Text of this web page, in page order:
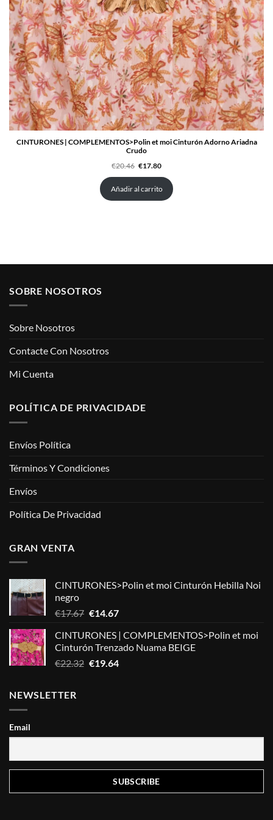
CINTURONES | COMPLEMENTOS>Polin et moi Cinturón Adorno Ariadna
Crudo
€20.46 El
original
era:
€20.46.
€17.80El
actual
es:
€17.80.
Añadir al carrito
SOBRE NOSOTROS
Sobre Nosotros
Contacte Con Nosotros
Mi Cuenta
POLÍTICA DE PRIVACIDADE
Envíos Política
Términos Y Condiciones
Envíos
Política De Privacidad
GRAN VENTA
CINTURONES>Polin et moi Cinturón Hebilla Noi
negro
€17.67 El
original
era:
€17.67.
€14.67El
actual
es:
€14.67.
CINTURONES | COMPLEMENTOS>Polin et moi
Cinturón Trenzado Nuama BEIGE
€22.32 El
€19.64El
NEWSLETTER
Email